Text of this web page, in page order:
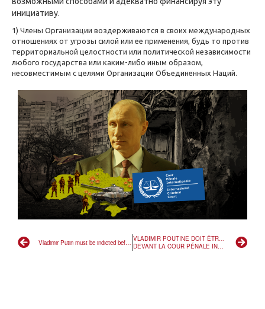
VLADIMIR POUTINE DOIT ÊTRE INCULPÉ
DEVANT LA COUR PÉNALE INTERNATIONALE DE LA HAYE
инициативу.
1) Члены Организации воздерживаются в своих международных
отношениях от угрозы силой или ее применения, будь то против
территориальной целостности или политической независимости
любого государства или каким-либо иным образом,
несовместимым с целями Организации Объединенных Наций.